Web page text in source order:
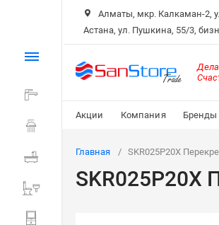
Алматы, мкр. Калкаман-2,
Астана, ул. Пушкина, 55/3,
Акции Компания Бренды
Ванна
Санитарная керамика
Главная SKR025P20X
SKR025P20X